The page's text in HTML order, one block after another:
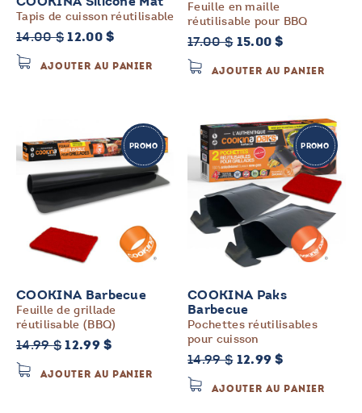
Tapis de cuisson réutilisable
14.00$ Le
initial
12.00$Le
actuel
AJOUTER AU PANIER
Feuille en maille
réutilisable pour BBQ
17.00$ Le
initial
15.00$Le
actuel
AJOUTER AU PANIER
PROMO
COOKINA Barbecue
Feuille de grillade
réutilisable (BBQ)
14.99$ Le
initial
12.99$Le
actuel
AJOUTER AU PANIER
PROMO
COOKINA Paks
Barbecue
Pochettes réutilisables
pour cuisson
14.99$ Le
initial
12.99$Le
actuel
AJOUTER AU PANIER